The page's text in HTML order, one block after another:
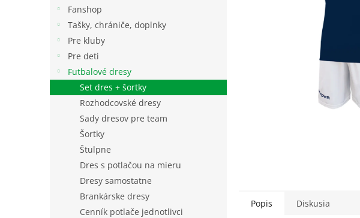
Fanshop
Tašky, chrániče, doplnky
Pre kluby
Pre deti
Futbalové dresy
Set dres + šortky
Rozhodcovské dresy
Sady dresov pre team
Šortky
Štulpne
Dres s potlačou na mieru
Dresy samostatne
Brankárske dresy
Cenník potlače jednotlivci
Popis Diskusia